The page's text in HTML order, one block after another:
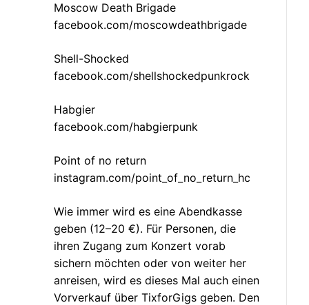
Moscow Death Brigade
facebook.com/moscowdeathbrigade
Shell-Shocked
facebook.com/shellshockedpunkrock
Habgier
facebook.com/habgierpunk
Point of no return
instagram.com/point_of_no_return_hc
Wie immer wird es eine Abendkasse
geben (12–20 €). Für Personen, die
ihren Zugang zum Konzert vorab
sichern möchten oder von weiter her
anreisen, wird es dieses Mal auch einen
Vorverkauf über TixforGigs geben. Den